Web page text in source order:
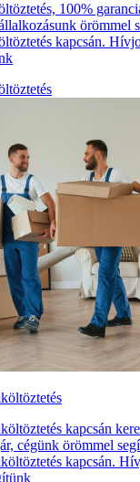
100%
örömmel
kapcsán.
kapcsán
cégünk örömmel
kapcsán.